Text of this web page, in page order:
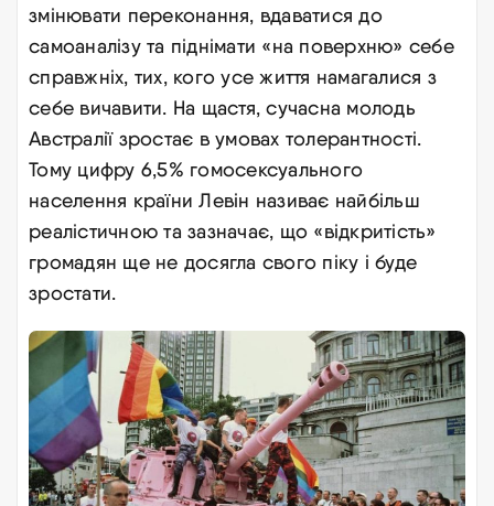
змінювати переконання, вдаватися до
самоаналізу та піднімати «на поверхню» себе
справжніх, тих, кого усе життя намагалися з
себе вичавити. На щастя, сучасна молодь
Австралії зростає в умовах толерантності.
Тому цифру 6,5% гомосексуального
населення країни Левін називає найбільш
реалістичною та зазначає, що «відкритість»
громадян ще не досягла свого піку і буде
зростати.